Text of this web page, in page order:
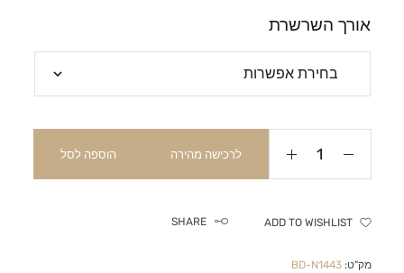
אורך השרשרת
לרכישה מהירה הוספה לסל
ADD TO WISHLIST
SHARE
מק"ט:BD-N1443